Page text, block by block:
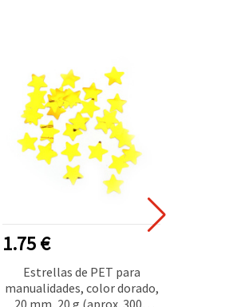
1.75 €
Estrellas de PET para
manualidades, color dorado,
20 mm, 20 g (aprox. 3000